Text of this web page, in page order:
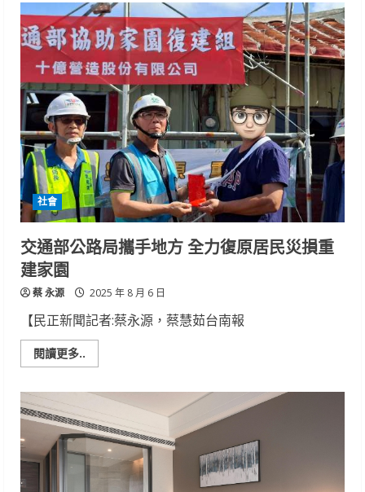
害
經
驗
要
持
續
累
積，
落
實
賑
災
加
速
器
余
柷
青
呼
籲
市
府
振
區
不
容
緩
社會
交通部公路局攜手地方 全力復原居民災損重
建家園
蔡 永源 2025 年 8 月 6 日
【民正新聞記者:蔡永源，蔡慧茹台南報
閱讀更多..
more
通
公
路
局
攜
手